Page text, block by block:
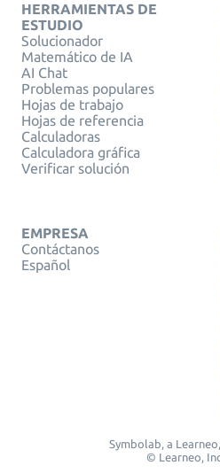
HERRAMIENTAS DE
ESTUDIO
Solucionador
Matemático de IA
AI Chat
Problemas populares
Hojas de trabajo
Hojas de referencia
Calculadoras
Calculadora gráfica
Verificar solución
EMPRESA
Contáctanos
Español
Symbolab, a
© Learneo,